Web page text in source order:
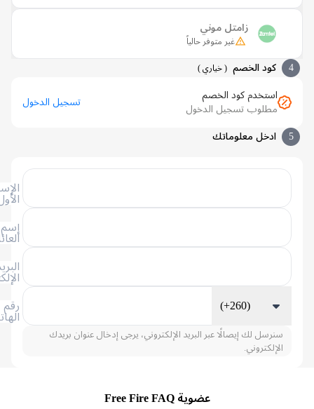
زامتل موني
غير متوفر حالياً
كود الخصم (خياري )
استخدم كود الخصم
مطلوب تسجيل الدخول
تسجيل الدخول
ادخل معلوماتك
العائلة
الإلكتروني
الهاتف
(+260)
سنرسل لك إيصالًا عبر البريد الإلكتروني، يرجى إدخال عنوان بريدك
الإلكتروني.
عضوية Free Fire FAQ